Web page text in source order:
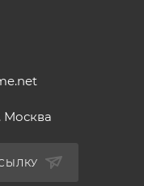
Москва